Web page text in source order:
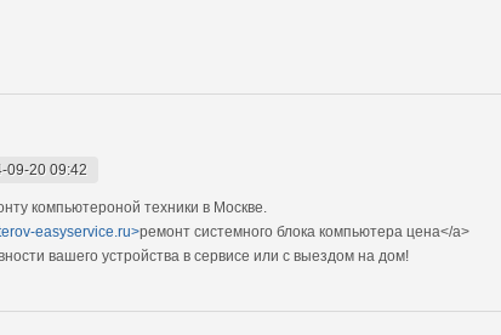
09-20 09:42
компьютероной техники в Москве.
easyservice.ru>ремонт системного блока компьютера цена</a>
вашего устройства в сервисе или с выездом на дом!